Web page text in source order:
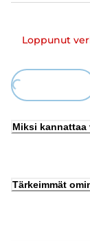
Loppunut
Miksi kannattaa
Tärkeimmät